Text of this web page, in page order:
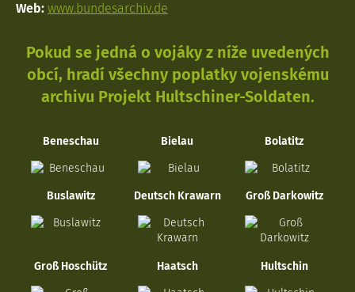
Web: www.bundesarchiv.de
Pokud se jedná o vojáky z níže uvedených
obcí, hradí všechny poplatky vojenskému
archivu Projekt Hultschiner-Soldaten.
Beneschau Bielau Bolatitz
Buslawitz Deutsch Krawarn Groß Darkowitz
Groß Hoschütz Haatsch Hultschin